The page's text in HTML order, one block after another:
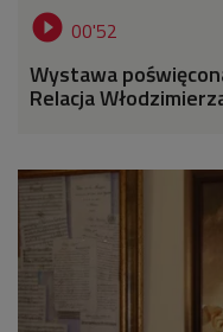
 00'52
Wystawa
Relacja